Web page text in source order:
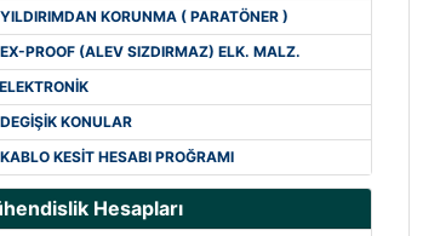
KORUNMA ( PARATÖNER )
PROOF (ALEV SIZDIRMAZ) ELK. MALZ.
KONULAR
KESİT HESABI PROĞRAMI
Hesapları